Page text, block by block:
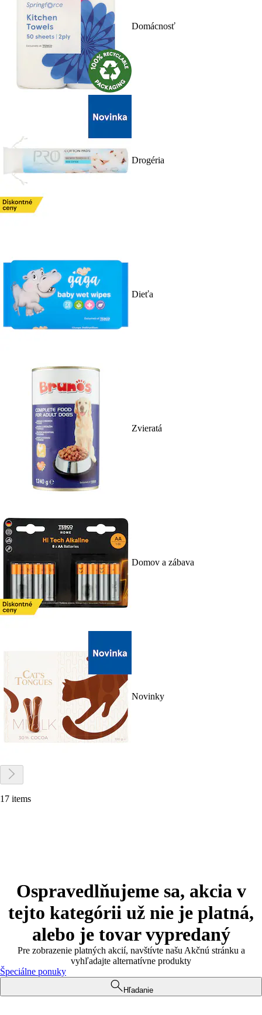
Domácnosť
Drogéria
Dieťa
Zvieratá
Domov a zábava
Novinky
17 items
Ospravedlňujeme sa, akcia v
tejto kategórii už nie je platná,
alebo je tovar vypredaný
Pre zobrazenie platných akcií, navštívte našu Akčnú stránku a
vyhľadajte alternatívne produkty
Špeciálne ponuky
Hľadanie